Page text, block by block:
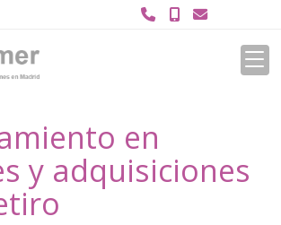
en
y adquisiciones